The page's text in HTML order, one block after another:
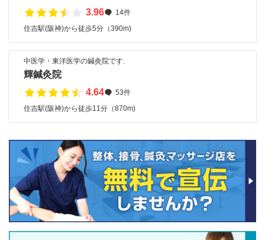
3.96
14件
住吉駅(阪神)から徒歩5分（390m)
中医学・東洋医学の鍼灸院です.
輝鍼灸院
4.64
53件
住吉駅(阪神)から徒歩11分（870m)